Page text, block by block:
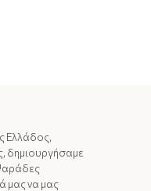
Ελλάδος,
δημιουργήσαμε
μας να μας